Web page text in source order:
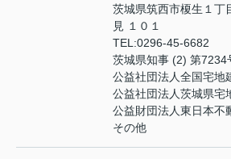
茨城県筑西市榎生１丁
見 １０１
TEL:0296-45-6682
茨城県知事 (2) 第7234
公益社団法人全国宅地
公益社団法人茨城県宅
公益財団法人東日本不
その他